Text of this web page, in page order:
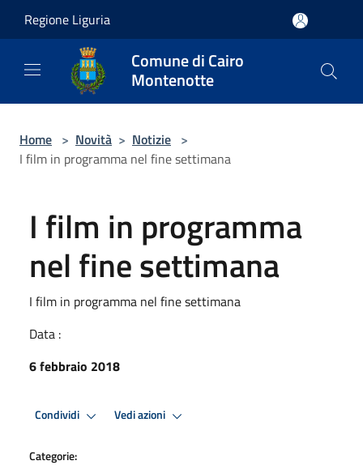
Regione Liguria
Comune di Cairo
Montenotte
Home > Novità > Notizie >
I film in programma nel fine settimana
I film in programma
nel fine settimana
I film in programma nel fine settimana
Data :
6 febbraio 2018
Condividi Vedi azioni
Categorie: